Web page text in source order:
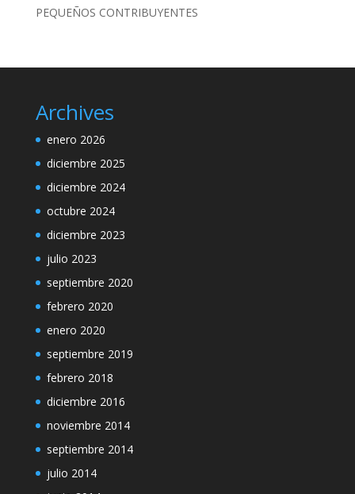
PEQUEÑOS CONTRIBUYENTES
Archives
enero 2026
diciembre 2025
diciembre 2024
octubre 2024
diciembre 2023
julio 2023
septiembre 2020
febrero 2020
enero 2020
septiembre 2019
febrero 2018
diciembre 2016
noviembre 2014
septiembre 2014
julio 2014